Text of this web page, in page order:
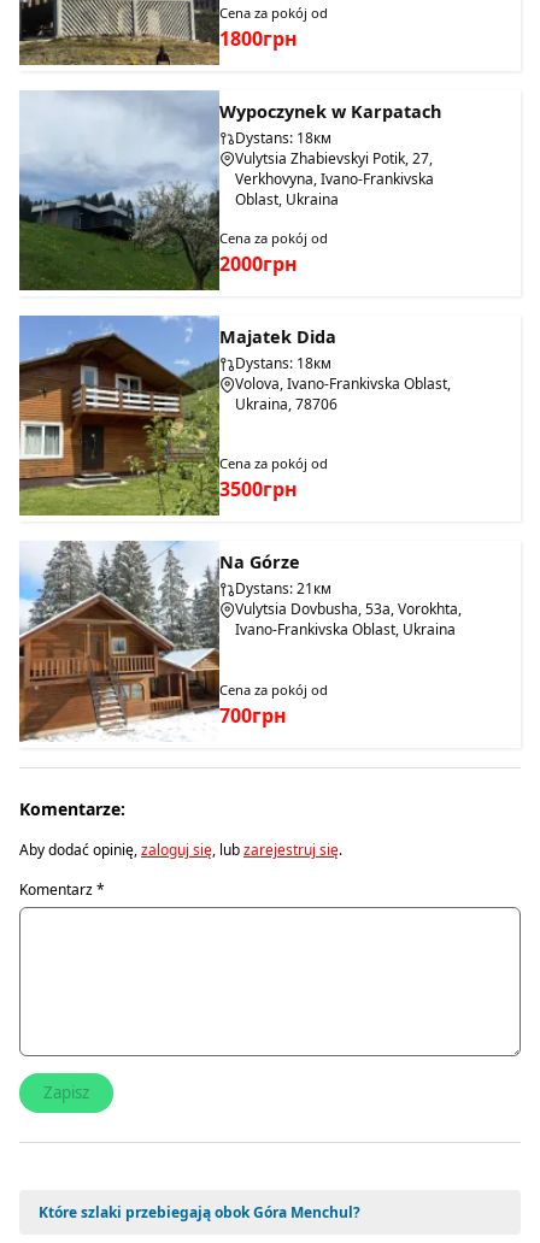
Cena za pokój od
1800грн
Wypoczynek w Karpatach
Dystans: 18км
Vulytsia Zhabievskyi Potik, 27,
Verkhovyna, Ivano-Frankivska
Oblast, Ukraina
Cena za pokój od
2000грн
Majatek Dida
Dystans: 18км
Volova, Ivano-Frankivska Oblast,
Ukraina, 78706
Cena za pokój od
3500грн
Na Górze
Dystans: 21км
Vulytsia Dovbusha, 53a, Vorokhta,
Ivano-Frankivska Oblast, Ukraina
Cena za pokój od
700грн
Komentarze:
Aby dodać opinię,zaloguj się, lubzarejestruj się.
Komentarz*
Które szlaki przebiegają obok Góra Menchul?